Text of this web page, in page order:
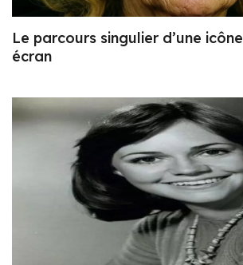
Le parcours singulier d’une
écran